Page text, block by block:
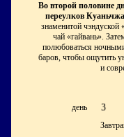
Во второй половине
переулков
знаменитой
чай «гайвань».
полюбоваться
баров, чтобы ощутить
и
день
3